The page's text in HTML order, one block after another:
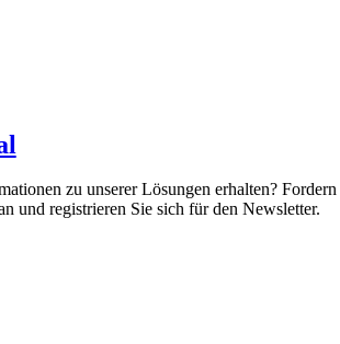
zu unserer Lösungen erhalten? Fordern
und registrieren Sie sich für den Newsletter.